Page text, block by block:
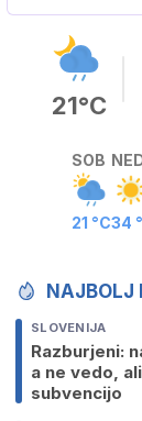
21°C
SOB
21 °C34
NAJBOLJ
SLOVENIJA
Razburjeni:
a ne vedo,
subvencijo